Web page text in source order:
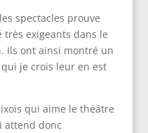
spectacles prouve
exigeants dans le
Ils ont ainsi montré un
je crois leur en est
qui aime le théâtre
attend donc